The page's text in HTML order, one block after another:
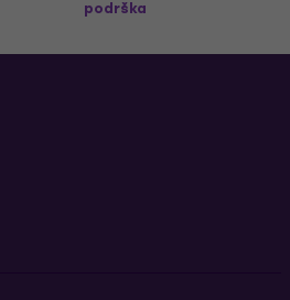
podrška